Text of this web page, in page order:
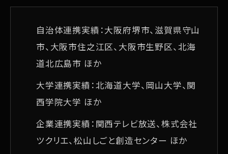
自治体連携実績：大阪府堺市、滋賀県守山
市、大阪市住之江区、大阪市生野区、北海
道北広島市 ほか
大学連携実績：北海道大学、岡山大学、関
西学院大学 ほか
企業連携実績：関西テレビ放送、株式会社
ツクリエ、松山しごと創造センター ほか